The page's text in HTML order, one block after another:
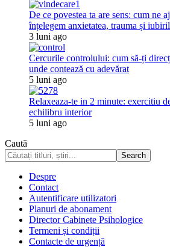
De ce povestea ta are sens: cum ne
înțelegem anxietatea, trauma și
3 luni ago
Cercurile controlului: cum să-ți
unde contează cu adevărat
5 luni ago
Relaxeaza-te in 2 minute: exercitiu
echilibru interior
5 luni ago
Caută
Despre
Contact
Autentificare utilizatori
Planuri de abonament
Director Cabinete Psihologice
Termeni și condiții
Contacte de urgență